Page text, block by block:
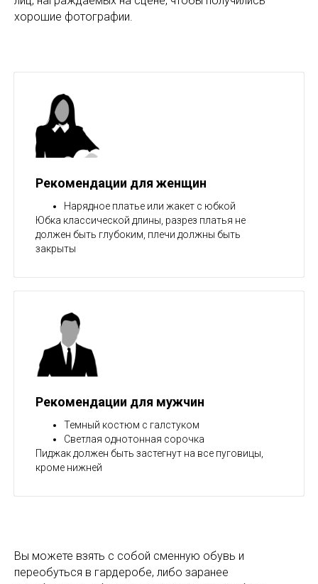
хорошие фотографии.
Рекомендации для женщин
Нарядное платье или жакет с юбкой
Юбка классической длины, разрез платья не
должен быть глубоким, плечи должны быть
закрыты
Рекомендации для мужчин
Темный костюм с галстуком
Светлая однотонная сорочка
Пиджак должен быть застегнут на все пуговицы,
кроме нижней
Вы можете взять с собой сменную обувь и
переобуться в гардеробе, либо заранее